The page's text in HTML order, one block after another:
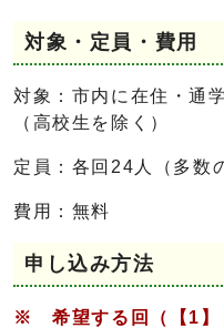
対象・定員・費用
対象：市内に在住・通
（高校生を除く）
定員：各回24人（多数
費用：無料
申し込み方法
※ 希望する回（【1】